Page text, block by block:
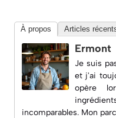
À propos Articles
Ermont
Je suis
et j'ai
opère
incomparables. Mon